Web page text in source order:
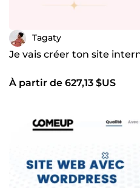
Tagaty
Je vais créer ton site
À partir de 627,13 $US